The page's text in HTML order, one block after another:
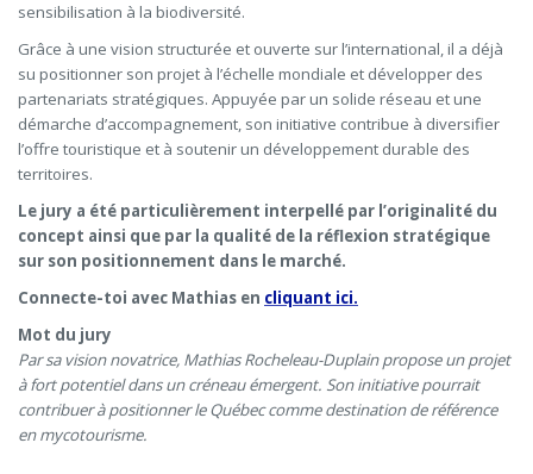
sensibilisation à la biodiversité.
Grâce à une vision structurée et ouverte sur l’international, il a déjà
su positionner son projet à l’échelle mondiale et développer des
partenariats stratégiques. Appuyée par un solide réseau et une
démarche d’accompagnement, son initiative contribue à diversifier
l’offre touristique et à soutenir un développement durable des
territoires.
Le jury a été particulièrement interpellé par l’originalité du
concept ainsi que par la qualité de la réflexion stratégique
sur son positionnement dans le marché.
Connecte-toi avec Mathias en cliquant ici.
Mot du jury
Par sa vision novatrice, Mathias Rocheleau-Duplain propose un projet
à fort potentiel dans un créneau émergent. Son initiative pourrait
contribuer à positionner le Québec comme destination de référence
en mycotourisme.